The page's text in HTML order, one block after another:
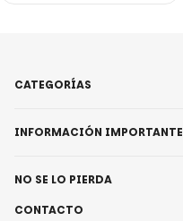
CONTACTO
CATEGORÍAS
INFORMACIÓN IMPORTANTE
NO SE LO PIERDA